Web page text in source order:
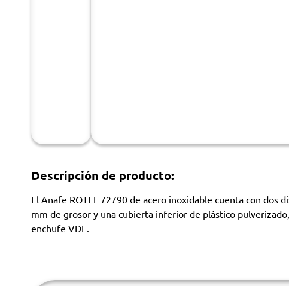
Descripción de producto:
El Anafe ROTEL 72790 de acero inoxidable cuenta con dos
mm de grosor y una cubierta inferior de plástico
enchufe VDE.